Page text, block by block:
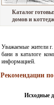
Каталог
домов и
Уважаемые жители г.
бани в каталоге
информацией.
Рекомендации
Исходные